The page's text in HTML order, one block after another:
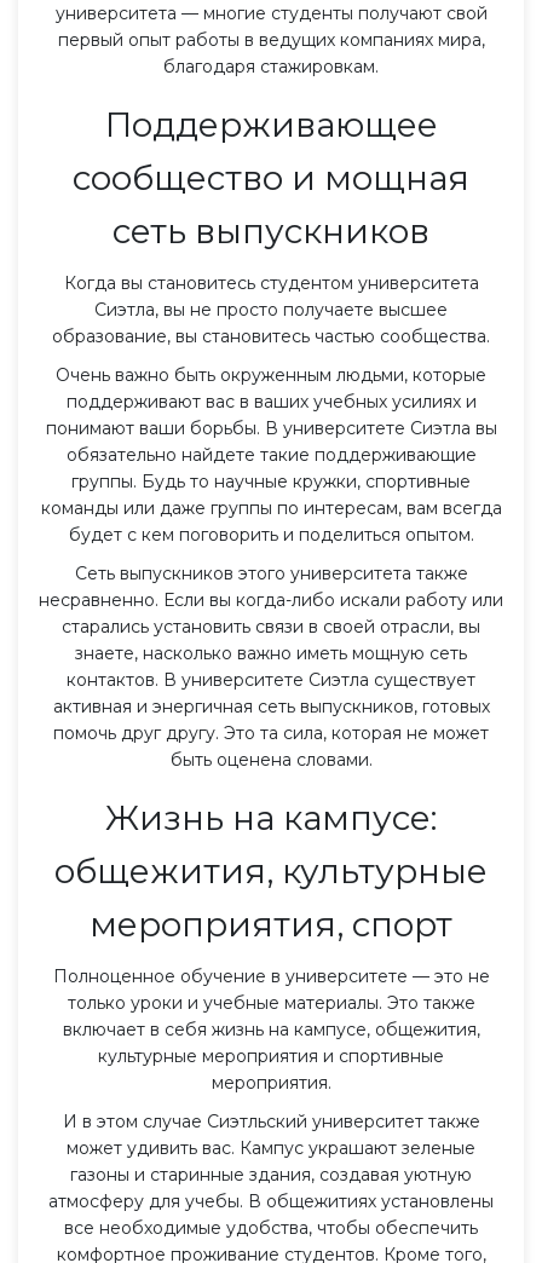
университета — многие студенты получают свой
первый опыт работы в ведущих компаниях мира,
благодаря стажировкам.
Поддерживающее
сообщество и мощная
сеть выпускников
Когда вы становитесь студентом университета
Сиэтла, вы не просто получаете высшее
образование, вы становитесь частью сообщества.
Очень важно быть окруженным людьми, которые
поддерживают вас в ваших учебных усилиях и
понимают ваши борьбы. В университете Сиэтла вы
обязательно найдете такие поддерживающие
группы. Будь то научные кружки, спортивные
команды или даже группы по интересам, вам всегда
будет с кем поговорить и поделиться опытом.
Сеть выпускников этого университета также
несравненно. Если вы когда-либо искали работу или
старались установить связи в своей отрасли, вы
знаете, насколько важно иметь мощную сеть
контактов. В университете Сиэтла существует
активная и энергичная сеть выпускников, готовых
помочь друг другу. Это та сила, которая не может
быть оценена словами.
Жизнь на кампусе:
общежития, культурные
мероприятия, спорт
Полноценное обучение в университете — это не
только уроки и учебные материалы. Это также
включает в себя жизнь на кампусе, общежития,
культурные мероприятия и спортивные
мероприятия.
И в этом случае Сиэтльский университет также
может удивить вас. Кампус украшают зеленые
газоны и старинные здания, создавая уютную
атмосферу для учебы. В общежитиях установлены
все необходимые удобства, чтобы обеспечить
комфортное проживание студентов. Кроме того,